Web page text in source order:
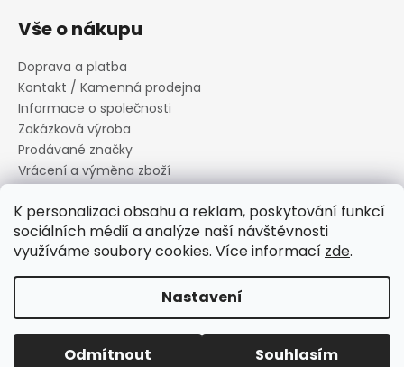
K personalizaci obsahu a reklam, poskytování funkcí
sociálních médií a analýze naší návštěvnosti
využíváme soubory cookies. Více informací zde.
Nastavení
Odmítnout Souhlasím
Vše o nákupu
Doprava a platba
Kontakt / Kamenná prodejna
Informace o společnosti
Zakázková výroba
Prodávané značky
Vrácení a výměna zboží
Informace o souborech cookies
Reklamační řád
Obchodní podmínky
Copyright 2026Canard s.r.o.. Všechna práva vyhrazena.
Upravit nastavení cookies